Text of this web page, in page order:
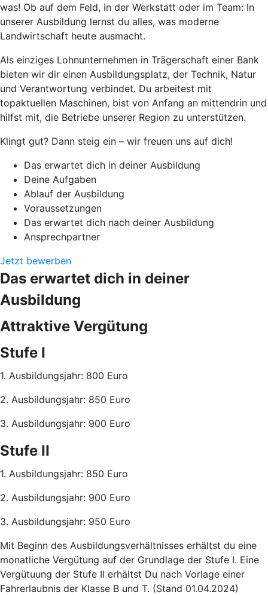
was! Ob auf dem Feld, in der Werkstatt oder im Team: In
unserer Ausbildung lernst du alles, was moderne
Landwirtschaft heute ausmacht.
Als einziges Lohnunternehmen in Trägerschaft einer Bank
bieten wir dir einen Ausbildungsplatz, der Technik, Natur
und Verantwortung verbindet. Du arbeitest mit
topaktuellen Maschinen, bist von Anfang an mittendrin und
hilfst mit, die Betriebe unserer Region zu unterstützen.
Klingt gut? Dann steig ein – wir freuen uns auf dich!
Das erwartet dich in deiner Ausbildung
Deine Aufgaben
Ablauf der Ausbildung
Voraussetzungen
Das erwartet dich nach deiner Ausbildung
Ansprechpartner
Jetzt bewerben
Das erwartet dich in deiner
Ausbildung
Attraktive Vergütung
Stufe I
1. Ausbildungsjahr: 800 Euro
2. Ausbildungsjahr: 850 Euro
3. Ausbildungsjahr: 900 Euro
Stufe II
1. Ausbildungsjahr: 850 Euro
2. Ausbildungsjahr: 900 Euro
3. Ausbildungsjahr: 950 Euro
Mit Beginn des Ausbildungsverhältnisses erhältst du eine
monatliche Vergütung auf der Grundlage der Stufe I. Eine
Vergütuung der Stufe II erhältst Du nach Vorlage einer
Fahrerlaubnis der Klasse B und T. (Stand 01.04.2024)